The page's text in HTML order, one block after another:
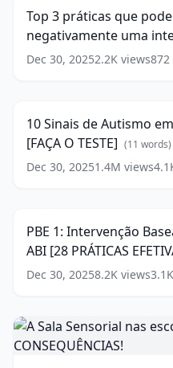
words)
podem
influenciar
negativamente
uma
words)
Top 3 práticas que
negativamente uma
Dec 30, 20252.2K views872
10
em
Adultos
e
Adolescentes
TESTE]
words)
10 Sinais de Autismo
[FAÇA O TESTE] (11 words)
Dec 30, 20251.4M views
PBE
em
Antecedentes
ABI
PRÁTICAS
EFETIVAS
PARA
PBE 1: Intervenção
ABI [28 PRÁTICAS
words)
Dec 30, 20258.2K views3.1K
A
Sala
Sensorial